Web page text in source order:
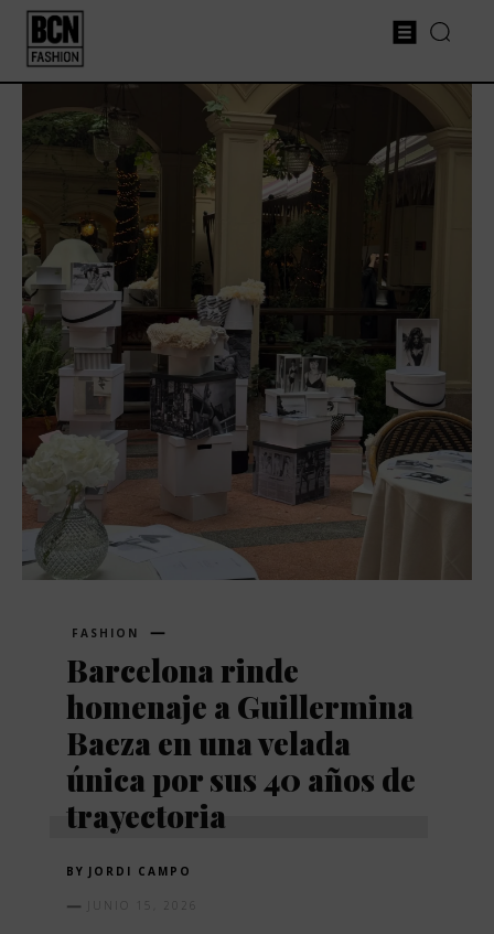
FASHION
Barcelona rinde
homenaje a Guillermina
Baeza en una velada
única por sus 40 años de
trayectoria
BY JORDI CAMPO
JUNIO 15, 2026